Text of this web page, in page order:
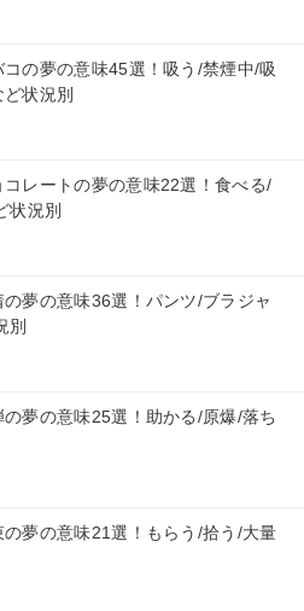
コの夢の意味45選！吸う/禁煙中/吸
状況別
コレートの夢の意味22選！食べる/
状況別
の夢の意味36選！パンツ/ブラジャ
別
の夢の意味25選！助かる/原爆/落ち
の夢の意味21選！もらう/拾う/大量